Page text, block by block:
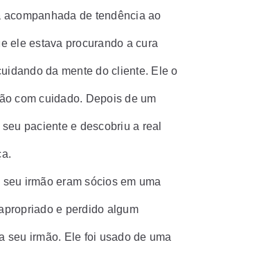
de tendência ao
ele estava procurando a cura
da mente do cliente. Ele o
com cuidado. Depois de um
paciente e descobriu a real
irmão eram sócios em uma
e perdido algum
seu irmão. Ele foi usado de uma